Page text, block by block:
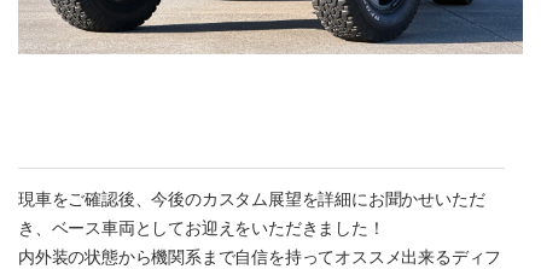
現車をご確認後、今後のカスタム展望を詳細にお聞かせいただ
き、ベース車両としてお迎えをいただきました！
内外装の状態から機関系まで自信を持ってオススメ出来るディフ